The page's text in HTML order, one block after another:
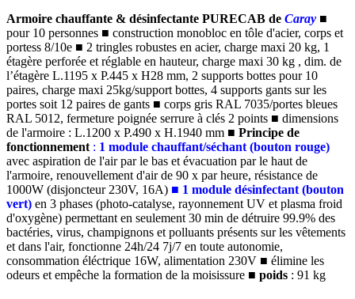
Armoire chauffante & désinfectante PURECAB de Caray ■
pour 10 personnes ■ construction monobloc en tôle d'acier, corps et
portess 8/10e ■ 2 tringles robustes en acier, charge maxi 20 kg, 1
étagère perforée et réglable en hauteur, charge maxi 30 kg , dim. de
l’étagère L.1195 x P.445 x H28 mm, 2 supports bottes pour 10
paires, charge maxi 25kg/support bottes, 4 supports gants sur les
portes soit 12 paires de gants ■ corps gris RAL 7035/portes bleues
RAL 5012, fermeture poignée serrure à clés 2 points ■ dimensions
de l'armoire : L.1200 x P.490 x H.1940 mm ■ Principe de
fonctionnement : 1 module chauffant/séchant (bouton rouge)
avec aspiration de l'air par le bas et évacuation par le haut de
l'armoire, renouvellement d'air de 90 x par heure, résistance de
1000W (disjoncteur 230V, 16A) ■ 1 module désinfectant (bouton
vert) en 3 phases (photo-catalyse, rayonnement UV et plasma froid
d'oxygène) permettant en seulement 30 min de détruire 99.9% des
bactéries, virus, champignons et polluants présents sur les vêtements
et dans l'air, fonctionne 24h/24 7j/7 en toute autonomie,
consommation éléctrique 16W, alimentation 230V ■ élimine les
odeurs et empêche la formation de la moisissure ■ poids : 91 kg